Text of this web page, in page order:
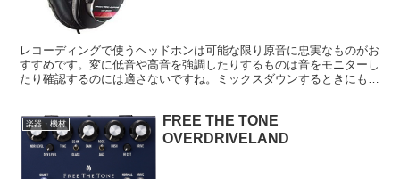
レコーディングで使うヘッドホンは可能な限り原音に忠実なものがお
すすめです。変に低音や高音を強調したりするものは音をモニターし
たり確認するのには適さないですね。ミックスダウンするときにもそ
楽器・機材
FREE THE TONE
OVERDRIVELAND